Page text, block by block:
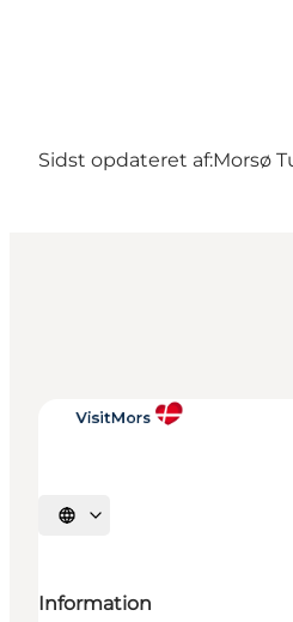
Sidst opdateret af:Morsø
Vælg sprog
Information